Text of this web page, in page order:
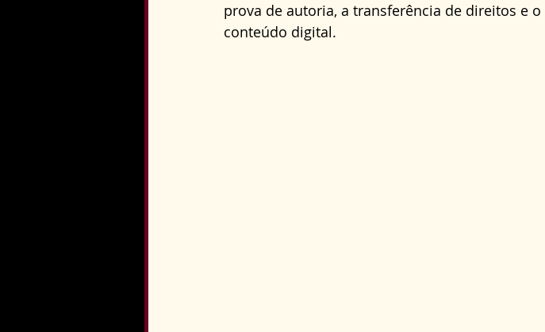
prova de autoria, a transferência de direitos e
conteúdo digital.